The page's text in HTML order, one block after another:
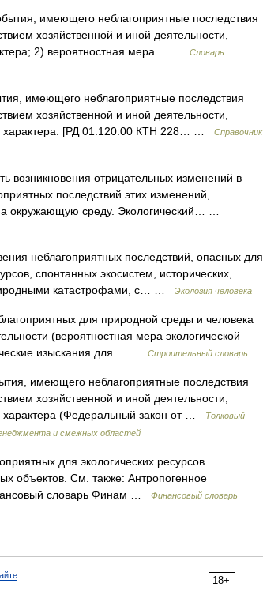
имеющего неблагоприятные последствия
хозяйственной и иной деятельности,
2) вероятностная мера… …
Словарь
имеющего неблагоприятные последствия
хозяйственной и иной деятельности,
характера. [РД 01.120.00 КТН 228… …
Справочник
возникновения отрицательных изменений в
последствий этих изменений,
окружающую среду. Экологический… …
неблагоприятных последствий, опасных для
спонтанных экосистем, исторических,
катастрофами, с… …
Экология человека
для природной среды и человека
(вероятностная мера экологической
изыскания для… …
Строительный словарь
имеющего неблагоприятные последствия
хозяйственной и иной деятельности,
характера (Федеральный закон от …
Толковый
и смежных областей
для экологических ресурсов
объектов. См. также: Антропогенное
словарь Финам …
Финансовый словарь
18+